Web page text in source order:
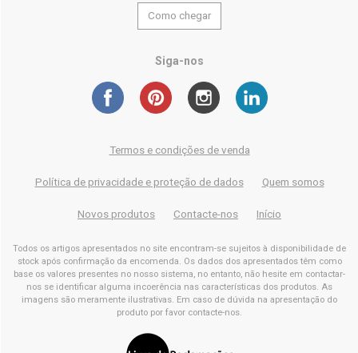
Como chegar
Siga-nos
Termos e condições de venda
Política de privacidade e proteção de dados Quem somos
Novos produtos Contacte-nos Início
Todos os artigos apresentados no site encontram-se sujeitos à disponibilidade de
stock após confirmação da encomenda. Os dados dos apresentados têm como
base os valores presentes no nosso sistema, no entanto, não hesite em contactar-
nos se identificar alguma incoerência nas características dos produtos. As
imagens são meramente ilustrativas. Em caso de dúvida na apresentação do
produto por favor contacte-nos.